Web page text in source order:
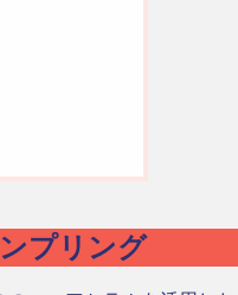
プリング